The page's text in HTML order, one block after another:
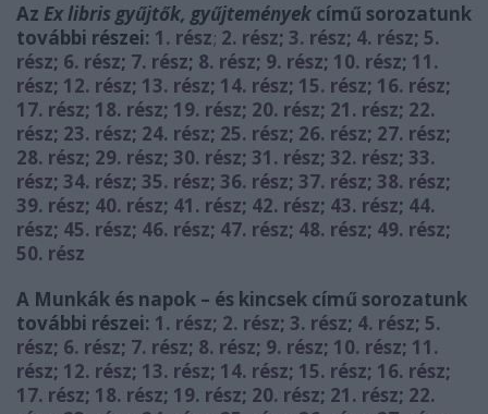
Az Ex libris gyűjtők, gyűjtemények című sorozatunk
további részei: 1. rész; 2. rész; 3. rész; 4. rész; 5.
rész; 6. rész; 7. rész; 8. rész; 9. rész; 10. rész; 11.
rész; 12. rész; 13. rész; 14. rész; 15. rész; 16. rész;
17. rész; 18. rész; 19. rész; 20. rész; 21. rész; 22.
rész; 23. rész; 24. rész; 25. rész; 26. rész; 27. rész;
28. rész; 29. rész; 30. rész; 31. rész; 32. rész; 33.
rész; 34. rész; 35. rész; 36. rész; 37. rész; 38. rész;
39. rész; 40. rész; 41. rész; 42. rész; 43. rész; 44.
rész; 45. rész; 46. rész; 47. rész; 48. rész; 49. rész;
50. rész
A Munkák és napok – és kincsek című sorozatunk
további részei: 1. rész; 2. rész; 3. rész; 4. rész; 5.
rész; 6. rész; 7. rész; 8. rész; 9. rész; 10. rész; 11.
rész; 12. rész; 13. rész; 14. rész; 15. rész; 16. rész;
17. rész; 18. rész; 19. rész; 20. rész; 21. rész; 22.